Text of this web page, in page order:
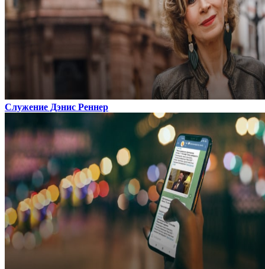
Служение Дэнис Реннер